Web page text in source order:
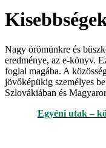
Nagy örömünkre és
eredménye, az e-könyv.
foglal magába. A
jövőképükig személyes
Szlovákiában és
Egyéni utak –